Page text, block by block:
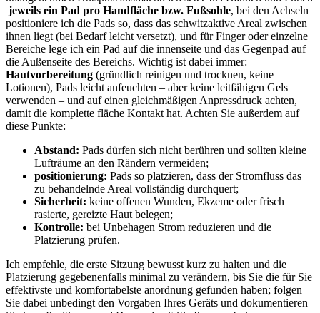
jeweils ein Pad pro Handfläche bzw. ​Fußsohle, bei⁣ den Achseln
⁣positioniere ich die ‍Pads ‌so, dass das schwitzaktive Areal ⁤zwischen⁢
ihnen liegt (bei Bedarf ⁤leicht versetzt), und für Finger oder einzelne
Bereiche lege ich ein Pad auf die innenseite und das ‌Gegenpad auf
die Außenseite ⁣des Bereichs. ⁢Wichtig ist dabei immer:
Hautvorbereitung (gründlich reinigen und ⁣trocknen, keine
Lotionen), Pads leicht‌ anfeuchten – aber keine leitfähigen Gels
verwenden – und​ auf einen gleichmäßigen⁢ Anpressdruck achten, ​
damit die‍ komplette fläche Kontakt hat. Achten Sie außerdem auf
diese Punkte:
Abstand: Pads dürfen ‌sich nicht berühren ‍und sollten ⁢kleine
Lufträume ‍an den Rändern ⁢vermeiden;
positionierung: Pads ‍so⁤ platzieren, ⁤dass ‍der Stromfluss das⁤
zu behandelnde Areal vollständig ⁣durchquert;
Sicherheit: keine offenen Wunden, ‍Ekzeme oder frisch
rasierte, gereizte ‍Haut belegen;
Kontrolle: ⁤bei Unbehagen Strom reduzieren‍ und die
Platzierung prüfen.
Ich empfehle, die erste Sitzung bewusst kurz zu halten ‍und ​die
⁣Platzierung gegebenenfalls minimal ⁢zu‌ verändern, ‌bis ⁣Sie die für⁣ Sie
⁣effektivste und komfortabelste anordnung gefunden haben; folgen
Sie⁢ dabei‍ unbedingt den Vorgaben ‍Ihres Geräts und dokumentieren